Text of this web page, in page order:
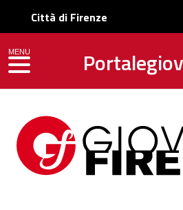
Città di Firenze
MENU
toggle navigation